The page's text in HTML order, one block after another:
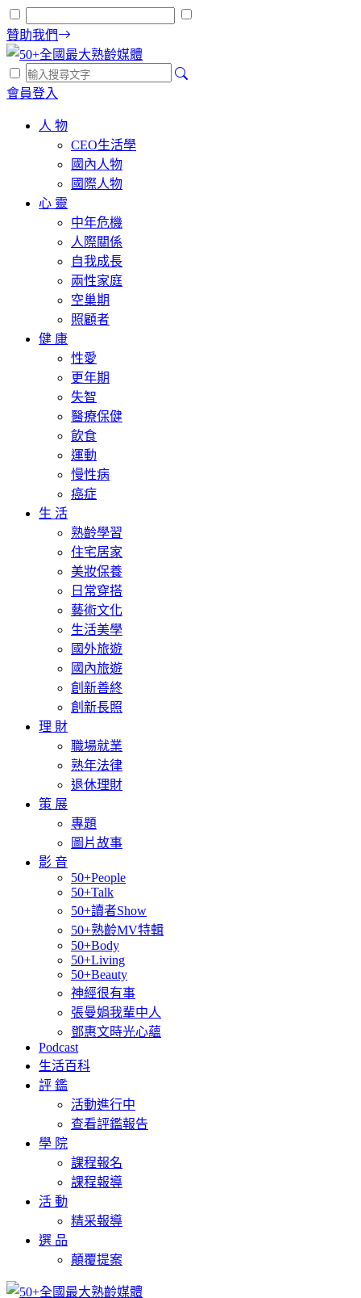
贊助我們
會員登入
人 物
CEO生活學
國內人物
國際人物
心 靈
中年危機
人際關係
自我成長
兩性家庭
空巢期
照顧者
健 康
性愛
更年期
失智
醫療保健
飲食
運動
慢性病
癌症
生 活
熟齡學習
住宅居家
美妝保養
日常穿搭
藝術文化
生活美學
國外旅遊
國內旅遊
創新善終
創新長照
理 財
職場就業
熟年法律
退休理財
策 展
專題
圖片故事
影 音
50+People
50+Talk
50+讀者Show
50+熟齡MV特輯
50+Body
50+Living
50+Beauty
神經很有事
張曼娟我輩中人
鄧惠文時光心蘊
Podcast
生活百科
評 鑑
活動進行中
查看評鑑報告
學 院
課程報名
課程報導
活 動
精采報導
選 品
顛覆提案